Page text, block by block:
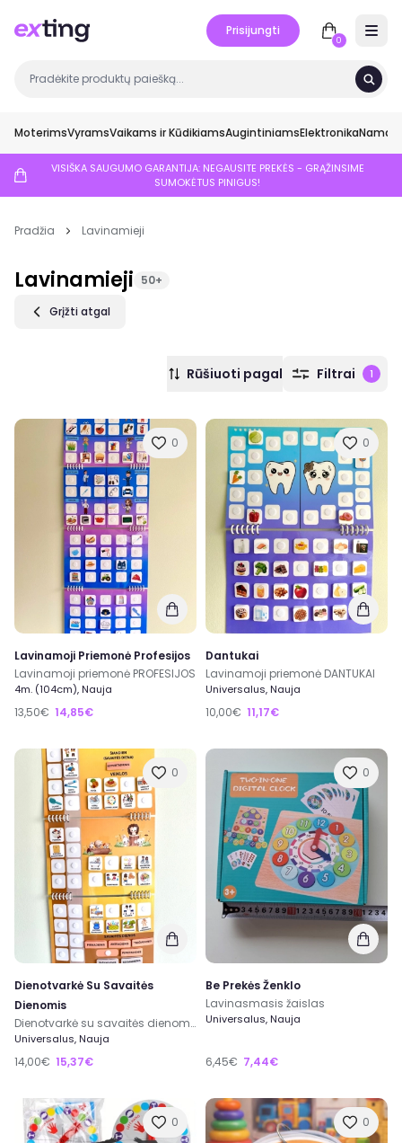
Prisijungti
0
MoterimsVyramsVaikams ir KūdikiamsAugintiniamsElektronikaNamai
VISIŠKA SAUGUMO GARANTIJA: NEGAUSITE PREKĖS - GRĄŽINSIME
SUMOKĖTUS PINIGUS!
Pradžia Lavinamieji
Lavinamieji 50+
Grįžti atgal
Rūšiuoti pagal Filtrai 1
0
Lavinamoji Priemonė Profesijos
Lavinamoji priemonė PROFESIJOS
4m. (104cm), Nauja
13,50€ 14,85€
0
Dantukai
Lavinamoji priemonė DANTUKAI
Universalus, Nauja
10,00€ 11,17€
0
Dienotvarkė Su Savaitės
Dienomis
Dienotvarkė su savaitės dienomis
Universalus, Nauja
14,00€ 15,37€
0
Be Prekės Ženklo
Lavinasmasis žaislas
Universalus, Nauja
6,45€ 7,44€
0 0